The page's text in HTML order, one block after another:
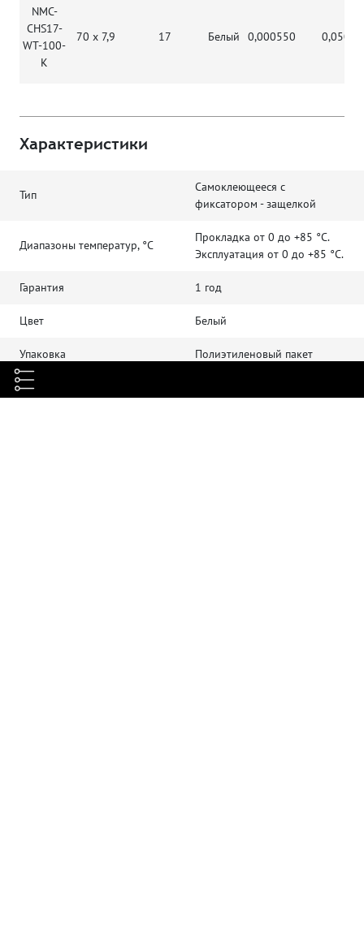
NMC-
CHS17-
WT-100-
K
70 х 7,9 17 Белый 0,000550 0,050
Характеристики
Тип
Самоклеющееся с
фиксатором - защелкой
Диапазоны температур, °C
Прокладка от 0 до +85 °С.
Эксплуатация от 0 до +85 °С.
Гарантия 1 год
Цвет Белый
Упаковка Полиэтиленовый пакет
Материалы